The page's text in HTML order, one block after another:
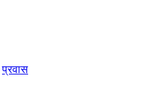
प्रवास